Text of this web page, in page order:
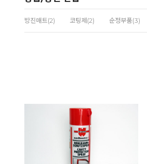
방진매트(2) 코팅제(2) 순정부품(3)